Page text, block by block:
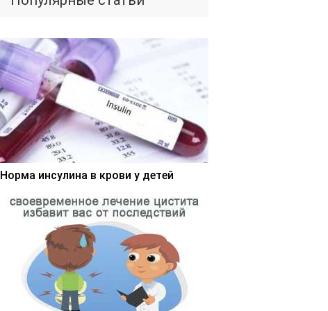
Норма инсулина в крови у детей